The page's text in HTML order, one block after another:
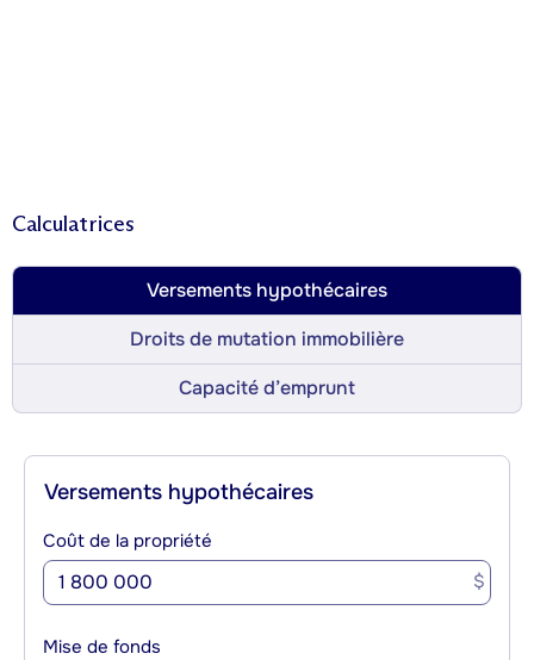
Calculatrices
Versements hypothécaires
Droits de mutation immobilière
Capacité d’emprunt
Versements hypothécaires
Coût de la propriété
$
Mise de fonds